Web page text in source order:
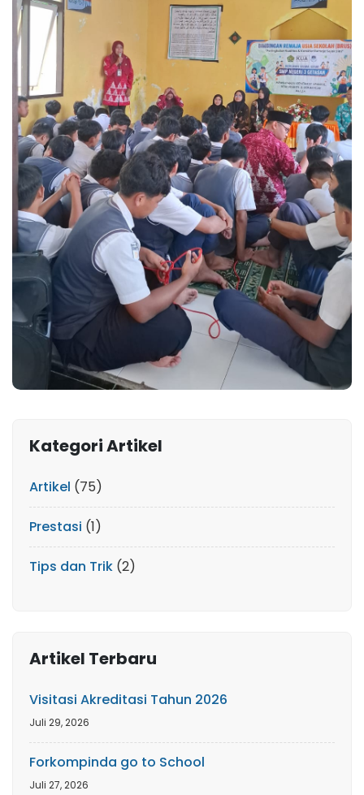
Kategori Artikel
Artikel (75)
Prestasi (1)
Tips dan Trik (2)
Artikel Terbaru
Visitasi Akreditasi Tahun 2026
Juli 29, 2026
Forkompinda go to School
Juli 27, 2026